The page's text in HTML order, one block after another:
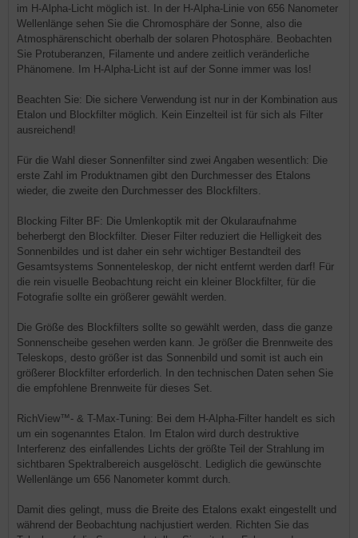
im H-Alpha-Licht möglich ist. In der H-Alpha-Linie von 656 Nanometer
Wellenlänge sehen Sie die Chromosphäre der Sonne, also die
Atmosphärenschicht oberhalb der solaren Photosphäre. Beobachten
Sie Protuberanzen, Filamente und andere zeitlich veränderliche
Phänomene. Im H-Alpha-Licht ist auf der Sonne immer was los!
Beachten Sie: Die sichere Verwendung ist nur in der Kombination aus
Etalon und Blockfilter möglich. Kein Einzelteil ist für sich als Filter
ausreichend!
Für die Wahl dieser Sonnenfilter sind zwei Angaben wesentlich: Die
erste Zahl im Produktnamen gibt den Durchmesser des Etalons
wieder, die zweite den Durchmesser des Blockfilters.
Blocking Filter BF: Die Umlenkoptik mit der Okularaufnahme
beherbergt den Blockfilter. Dieser Filter reduziert die Helligkeit des
Sonnenbildes und ist daher ein sehr wichtiger Bestandteil des
Gesamtsystems Sonnenteleskop, der nicht entfernt werden darf! Für
die rein visuelle Beobachtung reicht ein kleiner Blockfilter, für die
Fotografie sollte ein größerer gewählt werden.
Die Größe des Blockfilters sollte so gewählt werden, dass die ganze
Sonnenscheibe gesehen werden kann. Je größer die Brennweite des
Teleskops, desto größer ist das Sonnenbild und somit ist auch ein
größerer Blockfilter erforderlich. In den technischen Daten sehen Sie
die empfohlene Brennweite für dieses Set.
RichView™- & T-Max-Tuning: Bei dem H-Alpha-Filter handelt es sich
um ein sogenanntes Etalon. Im Etalon wird durch destruktive
Interferenz des einfallendes Lichts der größte Teil der Strahlung im
sichtbaren Spektralbereich ausgelöscht. Lediglich die gewünschte
Wellenlänge um 656 Nanometer kommt durch.
Damit dies gelingt, muss die Breite des Etalons exakt eingestellt und
während der Beobachtung nachjustiert werden. Richten Sie das